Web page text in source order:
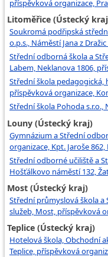
příspěvková organizace,
Litoměřice (Ústecký
Soukromá podřipská
o.p.s., Náměstí Jana z
Střední odborná škola a
Labem, Neklanova 1806,
Střední škola pedagogická,
příspěvková organizace,
Střední škola Pohoda s.r.o.,
Louny (Ústecký kraj)
Gymnázium a Střední
organizace, Kpt. Jaroše
Střední odborné učiliště a
Hošťálkovo náměstí 132,
Most (Ústecký kraj)
Střední průmyslová škola
služeb, Most, příspěvková
Teplice (Ústecký kraj)
Hotelová škola, Obchodní
Teplice, příspěvková